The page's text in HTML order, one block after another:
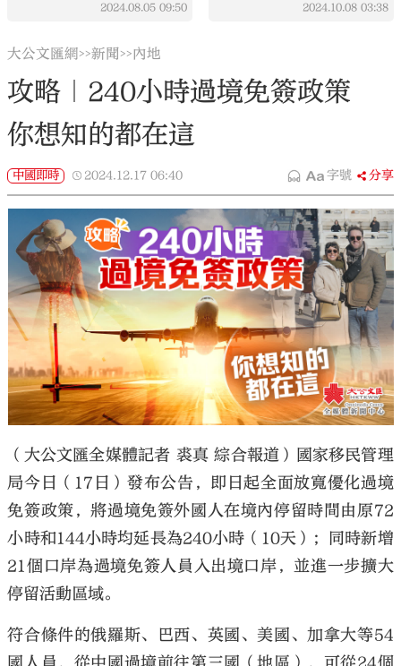
2024.08.05 09:50 2024.10.08 03:38
大公文匯網>>新聞>>內地
攻略｜240小時過境免簽政策
你想知的都在這
中國即時 2024.12.17 06:40 字號 分享
（大公文匯全媒體記者 裘真 綜合報道）國家移民管理
局今日（17日）發布公告，即日起全面放寬優化過境
免簽政策，將過境免簽外國人在境內停留時間由原72
小時和144小時均延長為240小時（10天）；同時新增
21個口岸為過境免簽人員入出境口岸，並進一步擴大
停留活動區域。
符合條件的俄羅斯、巴西、英國、美國、加拿大等54